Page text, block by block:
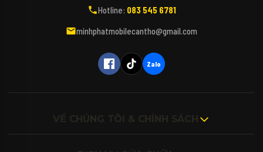
Bạn đang tìm kiếm các dòng điện thoại,
máy tính, iPad hay các phụ kiện bao da, kính
(Bấm biểu tượng Micro để nói trực tiếp với
Hotline: 083 545 6781
minhphatmobilecantho@gmail.com
Zalo